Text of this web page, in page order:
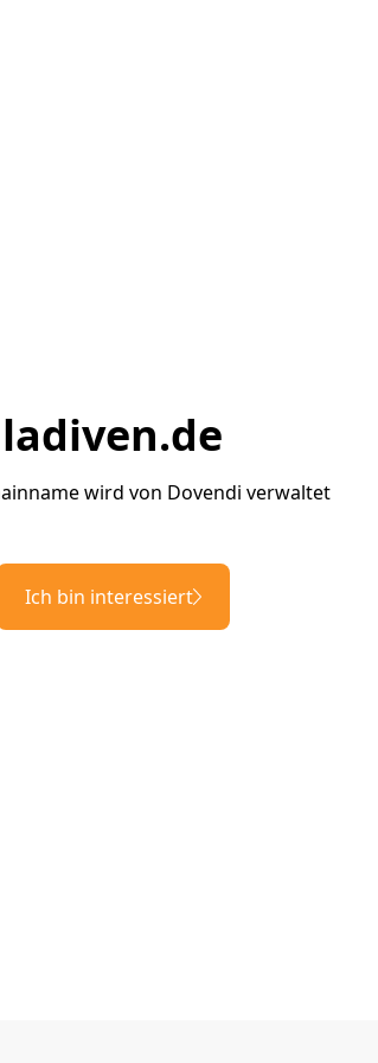
ladiven.de
wird von Dovendi verwaltet
Ich bin interessiert